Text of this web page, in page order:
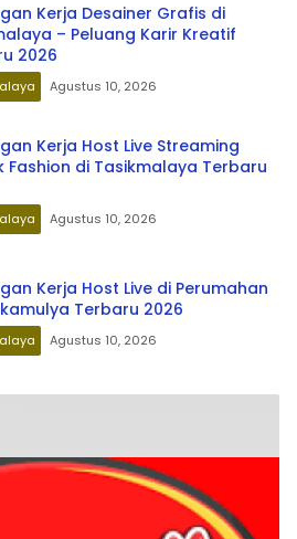
Kerja Desainer Grafis di
– Peluang Karir Kreatif
2026
Agustus 10, 2026
Kerja Host Live Streaming
Fashion di Tasikmalaya Terbaru
Agustus 10, 2026
Kerja Host Live di Perumahan
Terbaru 2026
Agustus 10, 2026